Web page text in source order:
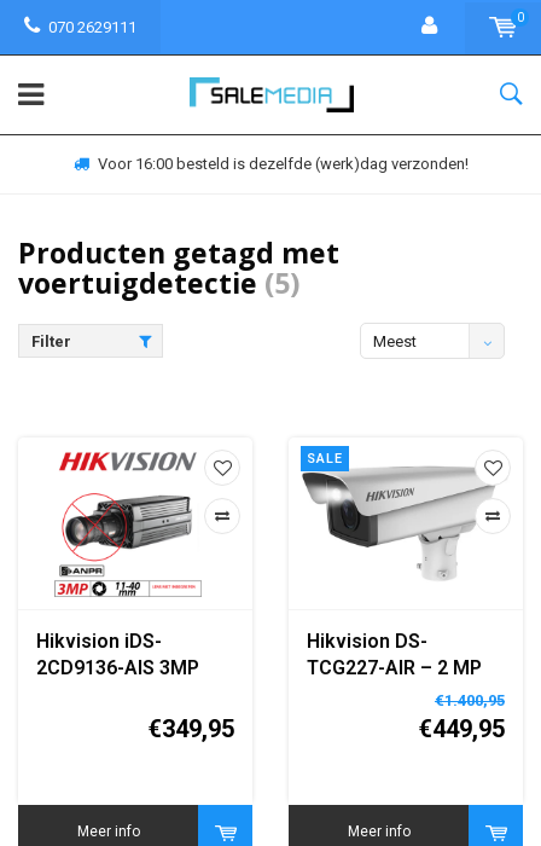
070 2629111
0
Voor 16:00 besteld is dezelfde (werk)dag verzonden!
Producten getagd met
voertuigdetectie (5)
Filter
Meest
Hikvision iDS-
2CD9136-AIS 3MP
Camera (Zonder€349,95
Meer info
SALE
Hikvision DS-
TCG227-AIR – 2 MP
ANPR IR Intelligente
Ingang Video Unit​
€1.400,95
€449,95
Meer info